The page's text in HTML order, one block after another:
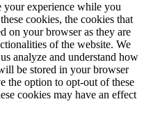
your experience while you
cookies, the cookies that
on your browser as they are
of the website. We
analyze and understand how
be stored in your browser
the option to opt-out of these
cookies may have an effect